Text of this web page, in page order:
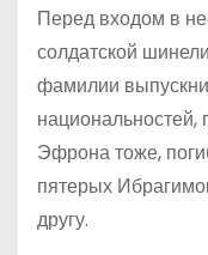
Перед входом в
солдатской
фамилии
национальностей,
Эфрона тоже,
пятерых
другу.